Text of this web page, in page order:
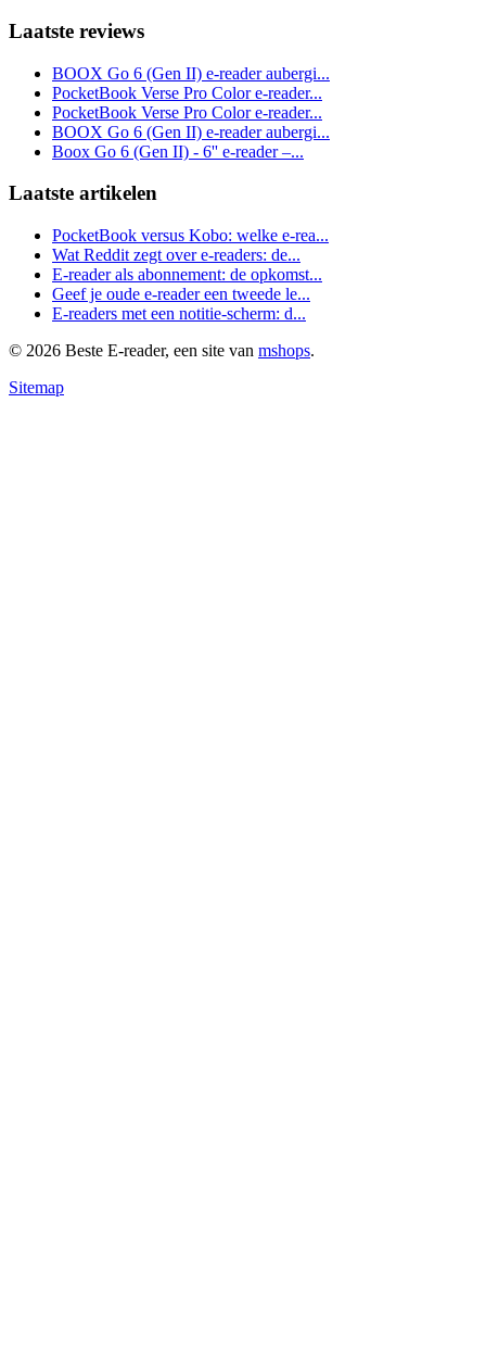
Laatste reviews
BOOX Go 6 (Gen II) e-reader aubergi...
PocketBook Verse Pro Color e-reader...
PocketBook Verse Pro Color e-reader...
BOOX Go 6 (Gen II) e-reader aubergi...
Boox Go 6 (Gen II) - 6'' e-reader –...
Laatste artikelen
PocketBook versus Kobo: welke e-rea...
Wat Reddit zegt over e-readers: de...
E-reader als abonnement: de opkomst...
Geef je oude e-reader een tweede le...
E-readers met een notitie-scherm: d...
© 2026 Beste E-reader, een site van mshops.
Sitemap